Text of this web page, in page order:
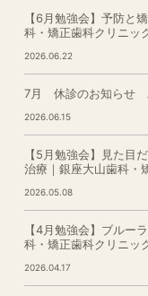
【6月勉強会】予防と
科・矯正歯科クリニッ
2026.06.22
7月 休診のお知らせ
2026.06.15
【5月勉強会】見た目
治療｜銀座大山歯科・
2026.05.08
【4月勉強会】ブルー
科・矯正歯科クリニッ
2026.04.17